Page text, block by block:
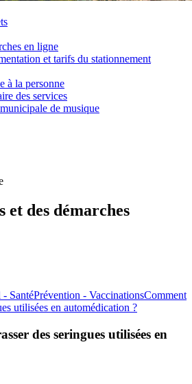
en ligne
et tarifs du stationnement
à la personne
des services
de musique
et des démarches
- SantéPrévention - VaccinationsComment
utilisées en automédication ?
des seringues utilisées en